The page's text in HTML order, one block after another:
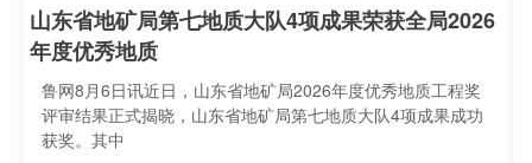
山东省地矿局第七地质大队4项成果荣获全局2026
年度优秀地质
鲁网8月6日讯近日，山东省地矿局2026年度优秀地质工程奖
评审结果正式揭晓，山东省地矿局第七地质大队4项成果成功
获奖。其中